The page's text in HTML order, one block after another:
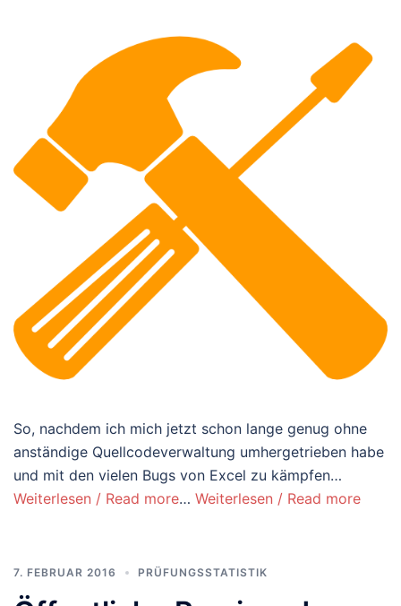
So, nachdem ich mich jetzt schon lange genug ohne
anständige Quellcodeverwaltung umhergetrieben habe
und mit den vielen Bugs von Excel zu kämpfen…
Weiterlesen / Read more… Weiterlesen / Read more
7. FEBRUAR 2016 PRÜFUNGSSTATISTIK